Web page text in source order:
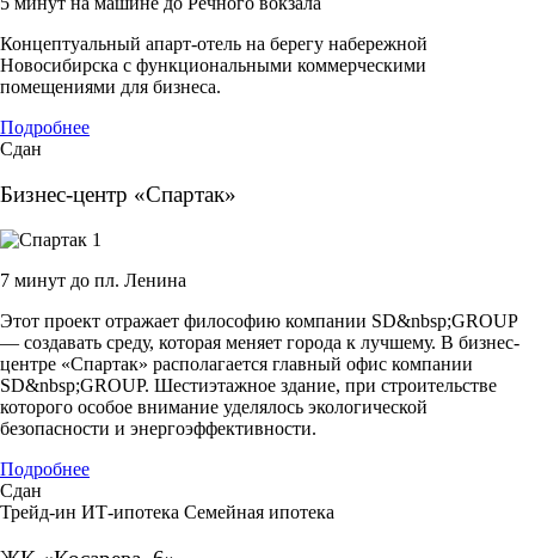
Концептуальный апарт-отель на берегу набережной
Новосибирска с функциональными коммерческими
помещениями для бизнеса.
Подробнее
Сдан
Бизнес-центр «Спартак»
7 минут до пл. Ленина
Этот проект отражает философию компании SD&nbsp;GROUP
— создавать среду, которая меняет города к лучшему. В бизнес-
центре «Спартак» располагается главный офис компании
SD&nbsp;GROUP. Шестиэтажное здание, при строительстве
которого особое внимание уделялось экологической
безопасности и энергоэффективности.
Подробнее
Сдан
Трейд-ин ИТ-ипотека Семейная ипотека